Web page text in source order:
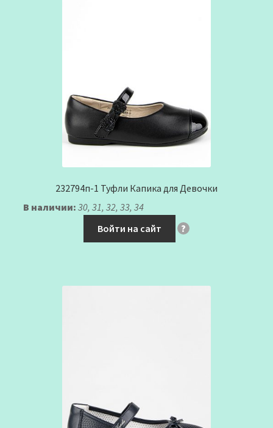
232794п-1 Туфли Капика для Девочки
В наличии: 30, 31, 32, 33, 34
Войти на сайт
?